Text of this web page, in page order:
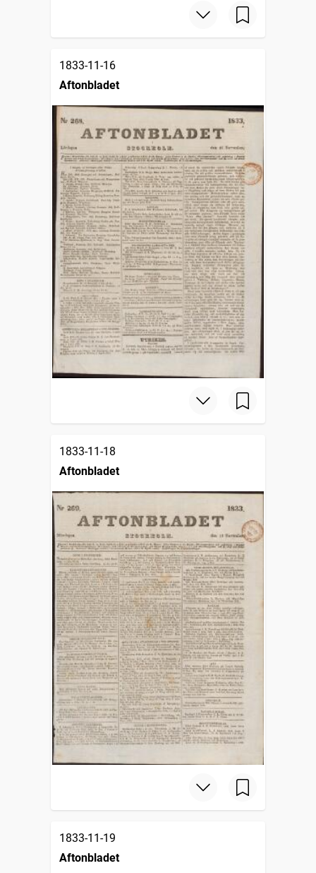
1833-11-16
Aftonbladet
1833-11-18
Aftonbladet
1833-11-19
Aftonbladet